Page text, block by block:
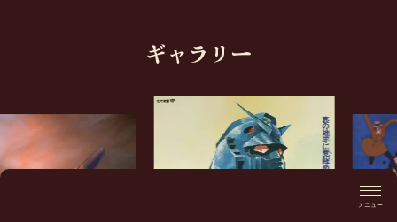
メニュー
とサブカルチャーの専門図書館である「米沢嘉博記念図書
撮の複合アーカイブ施設の計画に関わる。
ギャラリー